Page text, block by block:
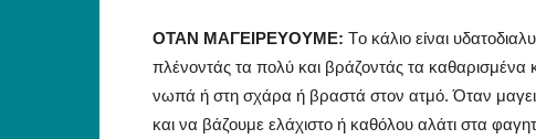
OTAN MAΓEIPEYOYME: Tο κάλιο είναι
πλένοντάς τα πολύ και βράζοντάς τα καθαρισμένα
νωπά ή στη σχάρα ή βραστά στον ατμό. Όταν
και να βάζουμε ελάχιστο ή καθόλου αλάτι στα